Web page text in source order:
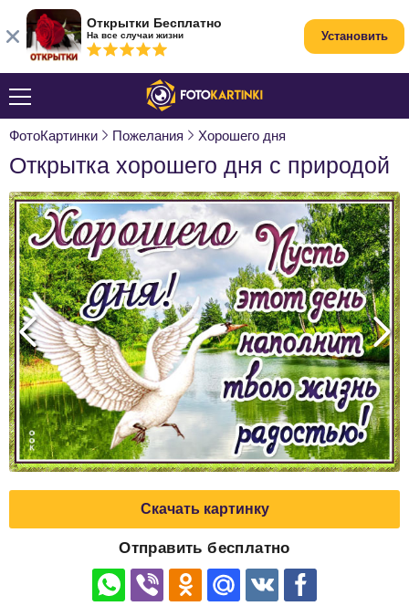
ФотоКартинки Пожелания Хорошего дня
Открытка хорошего дня с природой
Скачать картинку
Отправить бесплатно
Открытки Бесплатно
На все случаи жизни Установить